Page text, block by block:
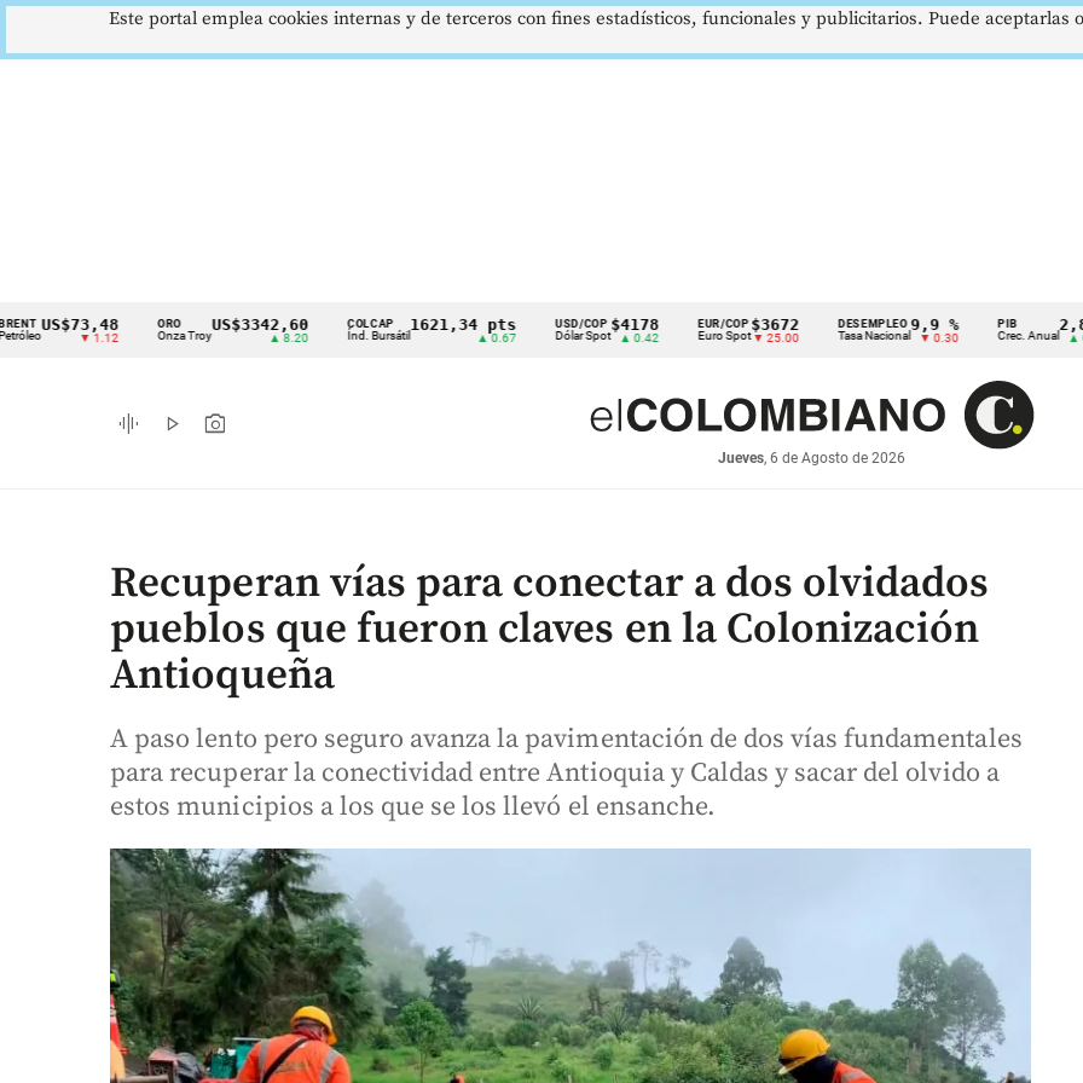
Cintillo
indicadores
económicos
▼ 1.12
ORO
Onza Troy
US$3342,60 COLCAP
Índ. Bursátil
1621,34 pts USD/COP
Dólar Spot
$4178
▲ 0.42
EUR/COP
Euro Spot
$3672
▼ 25.00
DESEMPLEO
Tasa Nacional
9,9 %
▼ 0.30
PIB
Crec. Anual
2,8 %
▲ 0.10
graphic_eq play_arrow photo_camera
Jueves, 6 de Agosto de 2026
Recuperan vías para conectar a dos olvidados
pueblos que fueron claves en la Colonización
Antioqueña
A paso lento pero seguro avanza la pavimentación de dos vías fundamentales
para recuperar la conectividad entre Antioquia y Caldas y sacar del olvido a
estos municipios a los que se los llevó el ensanche.
Este portal emplea cookies internas y de terceros con fines estadísticos, funcionales y publicitarios. Puede aceptarlas